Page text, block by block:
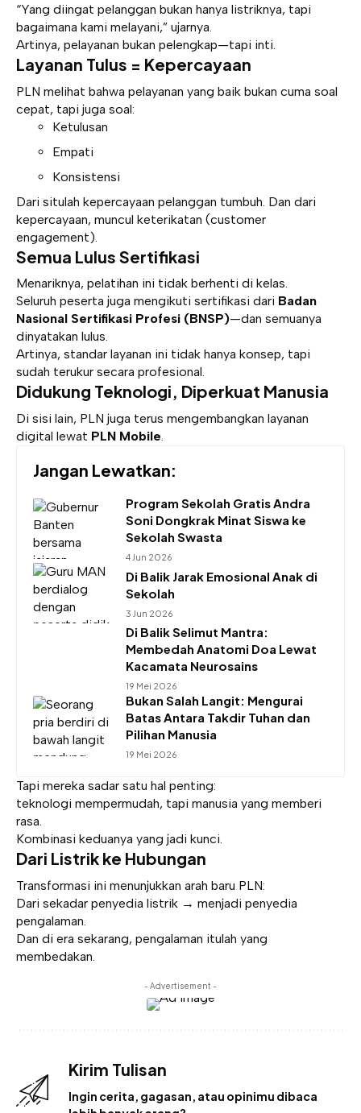
“Yang diingat pelanggan bukan hanya listriknya, tapi
bagaimana kami melayani,” ujarnya.
Artinya, pelayanan bukan pelengkap—tapi inti.
Layanan Tulus = Kepercayaan
PLN melihat bahwa pelayanan yang baik bukan cuma soal
cepat, tapi juga soal:
Ketulusan
Empati
Konsistensi
Dari situlah kepercayaan pelanggan tumbuh. Dan dari
kepercayaan, muncul keterikatan (customer
engagement).
Semua Lulus Sertifikasi
Menariknya, pelatihan ini tidak berhenti di kelas.
Seluruh peserta juga mengikuti sertifikasi dari Badan
Nasional Sertifikasi Profesi (BNSP)—dan semuanya
dinyatakan lulus.
Artinya, standar layanan ini tidak hanya konsep, tapi
sudah terukur secara profesional.
Didukung Teknologi, Diperkuat Manusia
Di sisi lain, PLN juga terus mengembangkan layanan
digital lewat PLN Mobile.
Jangan Lewatkan:
Program Sekolah Gratis Andra
Soni Dongkrak Minat Siswa ke
Sekolah Swasta
4 Jun 2026
Di Balik Jarak Emosional Anak di
Sekolah
3 Jun 2026
Di Balik Selimut Mantra:
Membedah Anatomi Doa Lewat
Kacamata Neurosains
19 Mei 2026
Bukan Salah Langit: Mengurai
Batas Antara Takdir Tuhan dan
Pilihan Manusia
19 Mei 2026
Tapi mereka sadar satu hal penting:
teknologi mempermudah, tapi manusia yang memberi
rasa.
Kombinasi keduanya yang jadi kunci.
Dari Listrik ke Hubungan
Transformasi ini menunjukkan arah baru PLN:
Dari sekadar penyedia listrik → menjadi penyedia
pengalaman.
Dan di era sekarang, pengalaman itulah yang
membedakan.
- Advertisement -
Kirim Tulisan
Ingin cerita, gagasan, atau opinimu dibaca